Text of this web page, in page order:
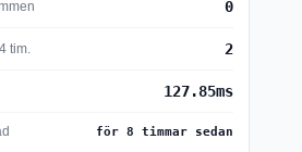
0
tim. 2
127.85ms
för 8 timmar sedan